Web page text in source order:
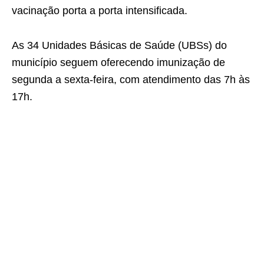
vacinação porta a porta intensificada.
As 34 Unidades Básicas de Saúde (UBSs) do
município seguem oferecendo imunização de
segunda a sexta-feira, com atendimento das 7h às
17h.